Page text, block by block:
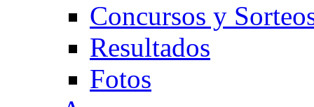
Concursos y
Resultados
Fotos